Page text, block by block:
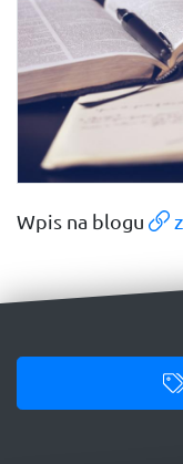
Wpis na blogu